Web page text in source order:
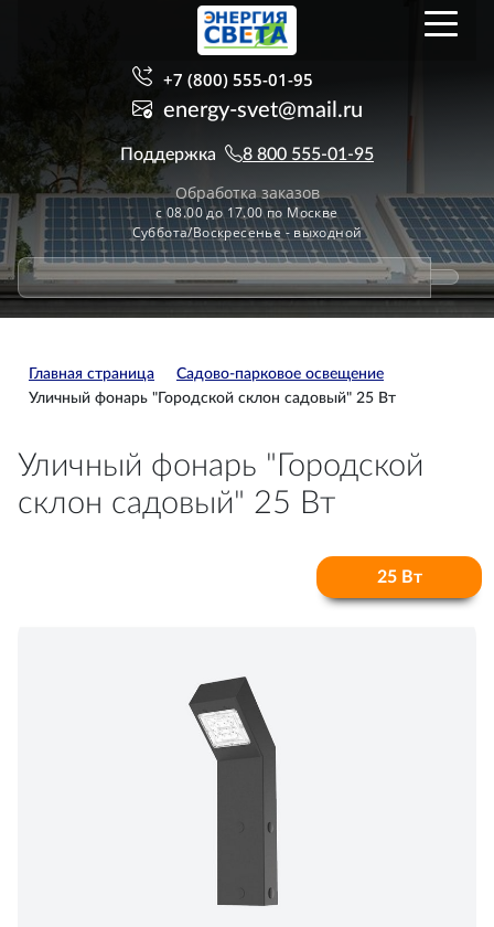
+7 (800) 555-01-95
energy-svet@mail.ru
Поддержка 8 800 555-01-95
Обработка заказов
с 08.00 до 17.00 по Москве
Суббота/Воскресенье - выходной
Главная страница
Садово-парковое освещение
Уличный фонарь "Городской склон садовый" 25 Вт
Уличный фонарь "Городской
склон садовый" 25 Вт
25 Вт